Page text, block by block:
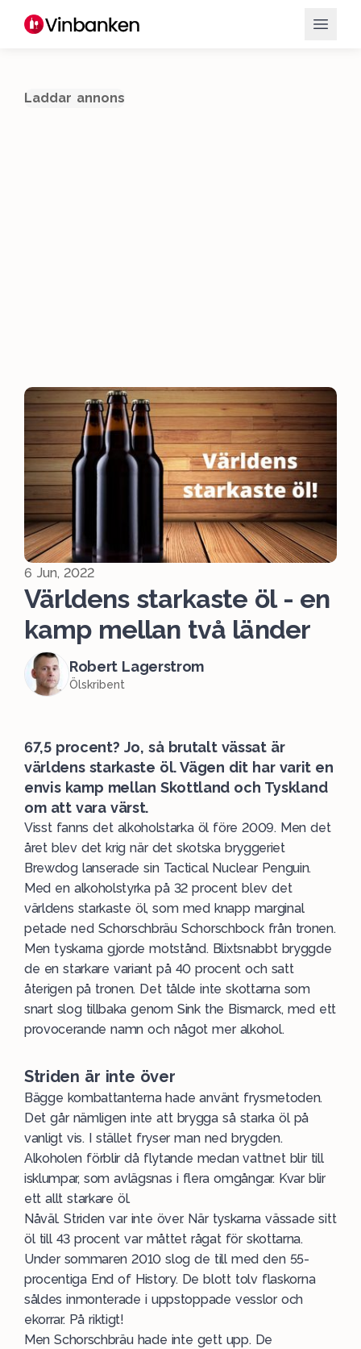
Laddar annons
6 Jun, 2022
Världens starkaste öl - en
kamp mellan två länder
Robert Lagerstrom
Ölskribent
67,5 procent? Jo, så brutalt vässat är
världens starkaste öl. Vägen dit har varit en
envis kamp mellan Skottland och Tyskland
om att vara värst.
Visst fanns det alkoholstarka öl före 2009. Men det
året blev det krig när det skotska bryggeriet
Brewdog lanserade sin Tactical Nuclear Penguin.
Med en alkoholstyrka på 32 procent blev det
världens starkaste öl, som med knapp marginal
petade ned Schorschbräu Schorschbock från tronen.
Men tyskarna gjorde motstånd. Blixtsnabbt bryggde
de en starkare variant på 40 procent och satt
återigen på tronen. Det tålde inte skottarna som
snart slog tillbaka genom Sink the Bismarck, med ett
provocerande namn och något mer alkohol.
Striden är inte över
Bägge kombattanterna hade använt frysmetoden.
Det går nämligen inte att brygga så starka öl på
vanligt vis. I stället fryser man ned brygden.
Alkoholen förblir då flytande medan vattnet blir till
isklumpar, som avlägsnas i flera omgångar. Kvar blir
ett allt starkare öl.
Nåväl. Striden var inte över. När tyskarna vässade sitt
öl till 43 procent var måttet rågat för skottarna.
Under sommaren 2010 slog de till med den 55-
procentiga End of History. De blott tolv flaskorna
såldes inmonterade i uppstoppade vesslor och
ekorrar. På riktigt!
Men Schorschbräu hade inte gett upp. De